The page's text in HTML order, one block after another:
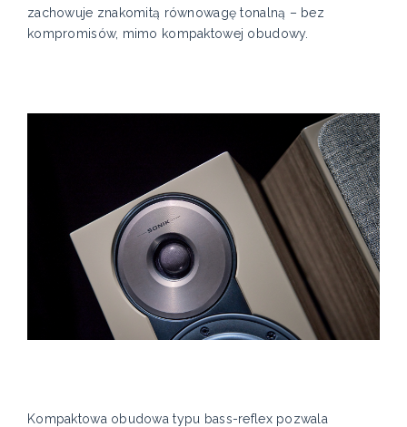
zachowuje znakomitą równowagę tonalną – bez
kompromisów, mimo kompaktowej obudowy.
Kompaktowa obudowa typu bass-reflex pozwala